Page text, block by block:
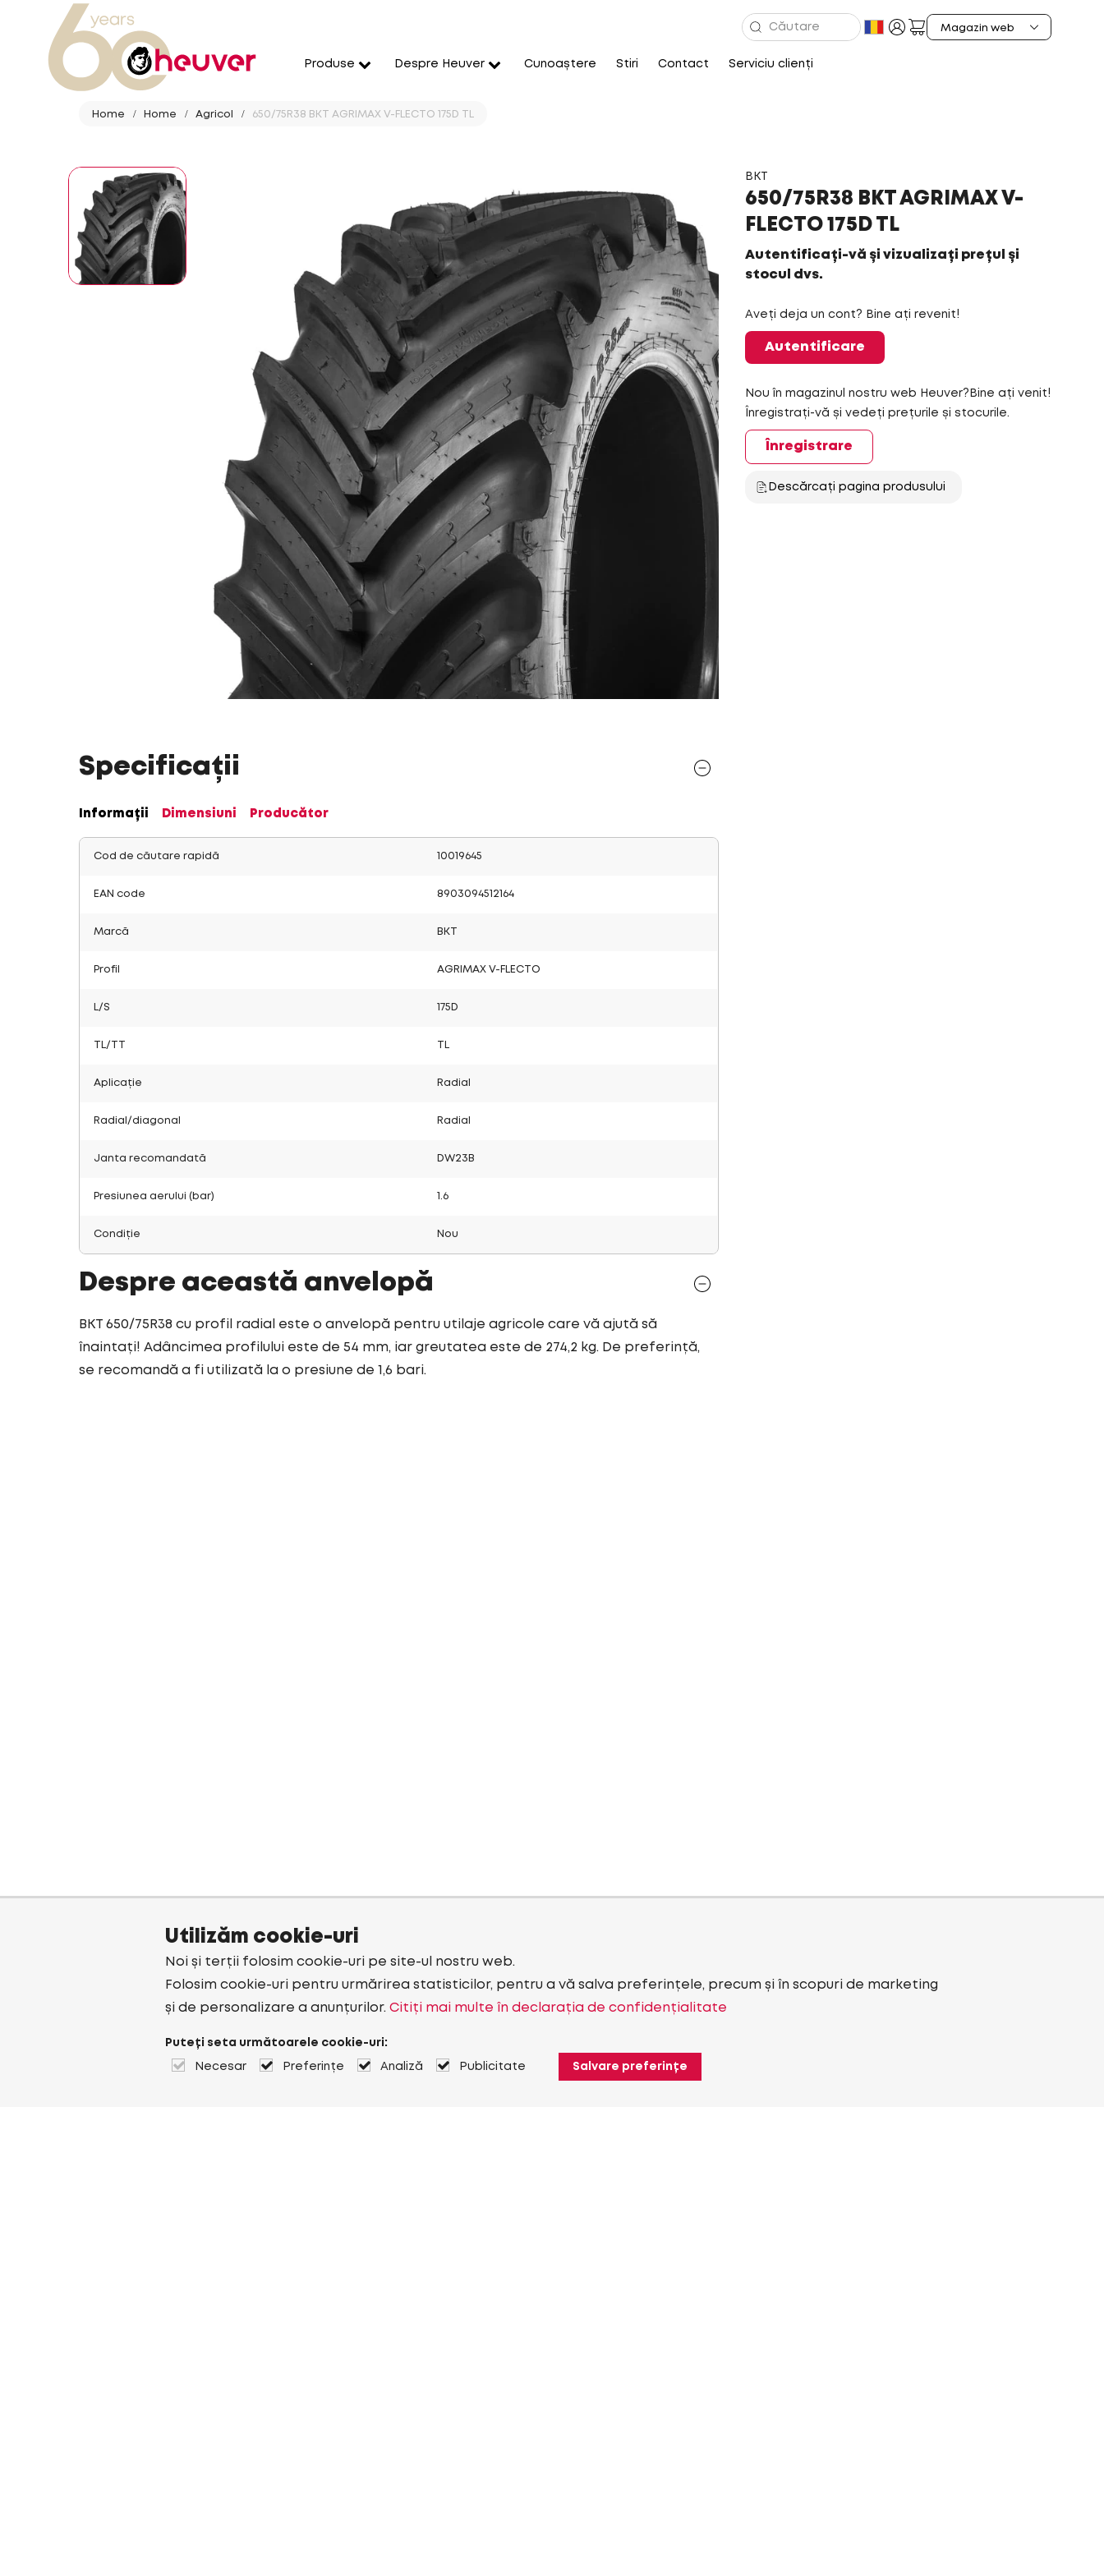
Produse Despre Heuver Cunoaștere Stiri Contact Serviciu clienți
Home Home Agricol 650/75R38 BKT AGRIMAX V-FLECTO 175D TL
BKT
650/75R38 BKT AGRIMAX V-
FLECTO 175D TL
Autentificați-vă și vizualizați prețul și
stocul dvs.
Aveți deja un cont? Bine ați revenit!
Autentificare
Nou în magazinul nostru web Heuver?Bine ați venit!
Înregistrați-vă și vedeți prețurile și stocurile.
Înregistrare
Descărcați pagina produsului
Specificații
Informații Dimensiuni Producător
Cod de căutare rapidă 10019645
EAN code 8903094512164
Marcă BKT
Profil AGRIMAX V-FLECTO
L/S 175D
TL/TT
Aplicație Radial
Radial/diagonal Radial
Janta recomandată DW23B
Presiunea aerului (bar) 1.6
Condiție Nou
Despre această anvelopă
BKT 650/75R38 cu profil radial este o anvelopă pentru utilaje agricole care vă ajută să
înaintați! Adâncimea profilului este de 54 mm, iar greutatea este de 274,2 kg. De preferință,
se recomandă a fi utilizată la o presiune de 1,6 bari.
Utilizăm cookie-uri
Noi și terții folosim cookie-uri pe site-ul nostru web.
Folosim cookie-uri pentru urmărirea statisticilor, pentru a vă salva preferințele, precum și în scopuri de marketing
și de personalizare a anunțurilor. Citiți mai multe în declarația de confidențialitate
Puteți seta următoarele cookie-uri:
Necesar Preferințe Analiză Publicitate Salvare preferințe